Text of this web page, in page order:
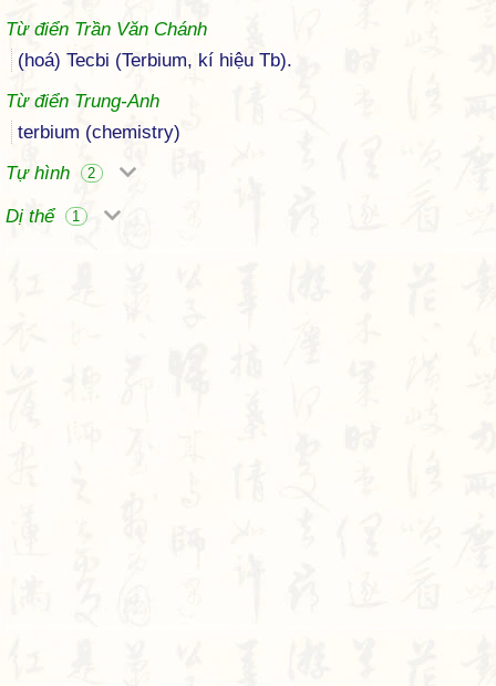
Từ điển Trần Văn Chánh
(hoá) Tecbi (Terbium, kí hiệu Tb).
Từ điển Trung-Anh
terbium (chemistry)
Tự hình
2
Dị thể 1